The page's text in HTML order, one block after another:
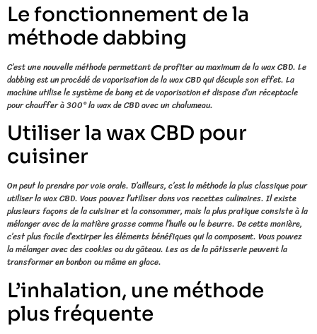
Le fonctionnement de la
méthode dabbing
C’est une nouvelle méthode permettant de profiter au maximum de la wax CBD. Le
dabbing est un procédé de vaporisation de la wax CBD qui décuple son effet. La
machine utilise le système de bang et de vaporisation et dispose d’un réceptacle
pour chauffer à 300° la wax de CBD avec un chalumeau.
Utiliser la wax CBD pour
cuisiner
On peut la prendre par voie orale. D’ailleurs, c’est la méthode la plus classique pour
utiliser la wax CBD. Vous pouvez l’utiliser dans vos recettes culinaires. Il existe
plusieurs façons de la cuisiner et la consommer, mais la plus pratique consiste à la
mélanger avec de la matière grasse comme l’huile ou le beurre. De cette manière,
c’est plus facile d’extirper les éléments bénéfiques qui la composent. Vous pouvez
la mélanger avec des cookies ou du gâteau. Les as de la pâtisserie peuvent la
transformer en bonbon ou même en glace.
L’inhalation, une méthode
plus fréquente